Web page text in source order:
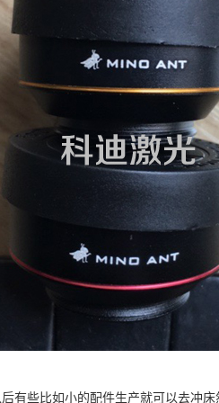
有些比如小的配件生产就可以去冲